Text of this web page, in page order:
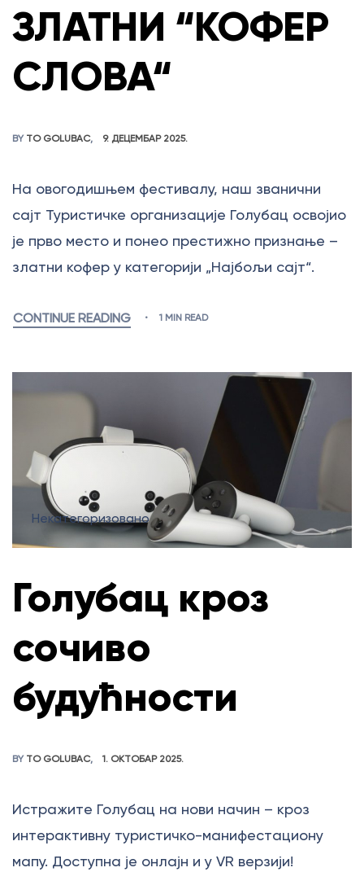
ЗЛАТНИ “КОФЕР
СЛОВА“
BY TO GOLUBAC 9. ДЕЦЕМБАР 2025.
На овогодишњем фестивалу, наш званични
сајт Туристичке организације Голубац освојио
је прво место и понео престижно признање –
златни кофер у категорији „Најбољи сајт“.
CONTINUE READING 1 MIN READ
Некатегоризовано
Голубац кроз
сочиво
будућности
BY TO GOLUBAC 1. ОКТОБАР 2025.
Истражите Голубац на нови начин – кроз
интерактивну туристичко-манифестациону
мапу. Доступна је онлајн и у VR верзији!